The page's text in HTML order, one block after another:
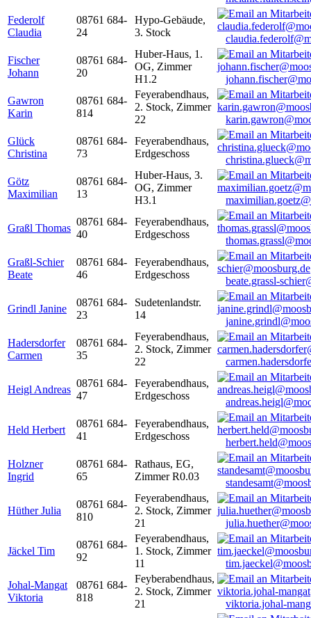
Federolf
Claudia
08761 684-
24
Hypo-Gebäude,
3. Stock
Fischer
Johann
08761 684-
20
Huber-Haus, 1.
OG, Zimmer
H1.2
Gawron
Karin
08761 684-
814
Feyerabendhaus,
2. Stock, Zimmer
22
Glück
Christina
08761 684-
73
Feyerabendhaus,
Erdgeschoss
Götz
Maximilian
08761 684-
13
Huber-Haus, 3.
OG, Zimmer
H3.1
Graßl Thomas
08761 684-
40
Feyerabendhaus,
Erdgeschoss
Graßl-Schier
Beate
08761 684-
46
Feyerabendhaus,
Erdgeschoss
beate.grassl-
Grindl Janine
08761 684-
23
Sudetenlandstr.
14
Hadersdorfer
Carmen
08761 684-
35
Feyerabendhaus,
2. Stock, Zimmer
22
Heigl Andreas
08761 684-
47
Feyerabendhaus,
Erdgeschoss
Held Herbert
08761 684-
41
Feyerabendhaus,
Erdgeschoss
Holzner
Ingrid
08761 684-
65
Rathaus, EG,
Zimmer R0.03
Hüther Julia
08761 684-
810
Feyerabendhaus,
2. Stock, Zimmer
21
Jäckel Tim
08761 684-
92
Feyerabendhaus,
1. Stock, Zimmer
11
Johal-Mangat
Viktoria
08761 684-
818
Feyberabendhaus,
2. Stock, Zimmer
21
viktoria.johal-